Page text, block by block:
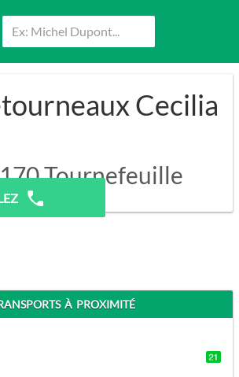
Cecilia
Tournefeuille
À PROXIMITÉ